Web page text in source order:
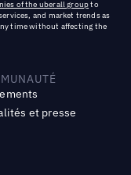
of the uberall groupto
and market trends as
time without affecting the
et presse